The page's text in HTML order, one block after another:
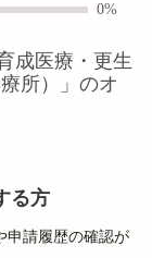
0%
成医療・更生
所）
」のオ
る方
申請履歴の確認が